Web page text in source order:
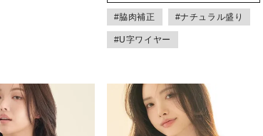
#脇肉補正 #ナチュラル盛り
#U字ワイヤー